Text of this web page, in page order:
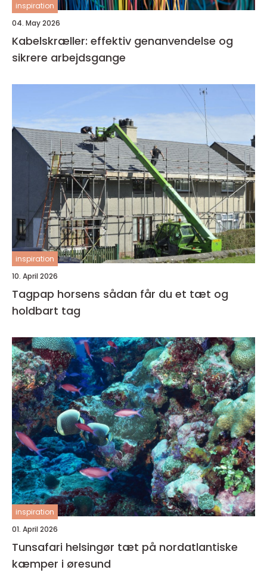
inspiration
04. May 2026
Kabelskræller: effektiv genanvendelse og
sikrere arbejdsgange
inspiration
10. April 2026
Tagpap horsens sådan får du et tæt og
holdbart tag
inspiration
01. April 2026
Tunsafari helsingør tæt på nordatlantiske
kæmper i øresund